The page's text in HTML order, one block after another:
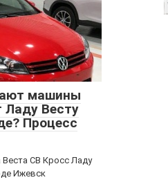
машины
Ладу Весту
Процесс
СВ Кросс Ладу
Ижевск